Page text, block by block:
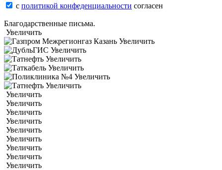
с политикой конфеденциальности согласен
Благодарственные письма.
Увеличить
Увеличить
Увеличить
Увеличить
Увеличить
Увеличить
Увеличить
Увеличить
Увеличить
Увеличить
Увеличить
Увеличить
Увеличить
Увеличить
Увеличить
Увеличить